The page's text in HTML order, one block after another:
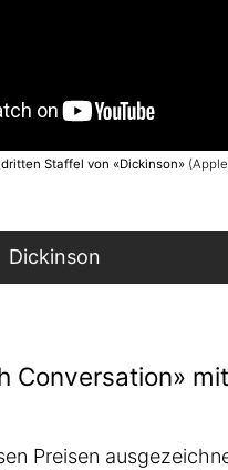
Staffel von «Dickinson»
Dickinson
Conversation»
Preisen